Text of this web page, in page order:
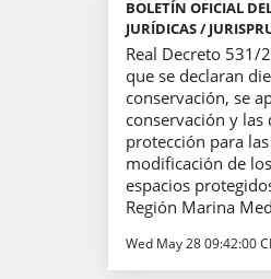
BOLETÍN OFICIAL
JURÍDICAS /
Real Decreto 531/
que se declaran
conservación, se
conservación y las
protección para
modificación de
espacios
Región Marina
Wed May 28 09:42:00